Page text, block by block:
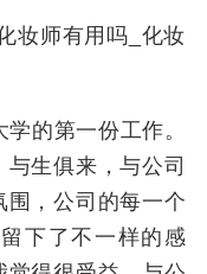
的第一份工作。
生俱来，与公司
，公司的每一个
下了不一样的感